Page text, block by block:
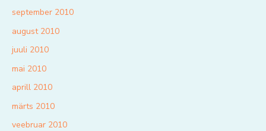
september 2010
august 2010
juuli 2010
mai 2010
aprill 2010
märts 2010
veebruar 2010